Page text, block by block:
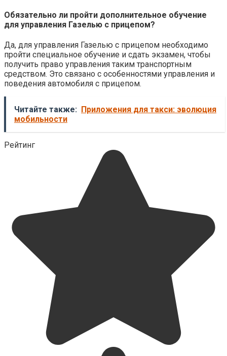
Обязательно ли пройти дополнительное обучение
для управления Газелью с прицепом?
Да, для управления Газелью с прицепом необходимо
пройти специальное обучение и сдать экзамен, чтобы
получить право управления таким транспортным
средством. Это связано с особенностями управления и
поведения автомобиля с прицепом.
Читайте также: Приложения для такси: эволюция
мобильности
Рейтинг